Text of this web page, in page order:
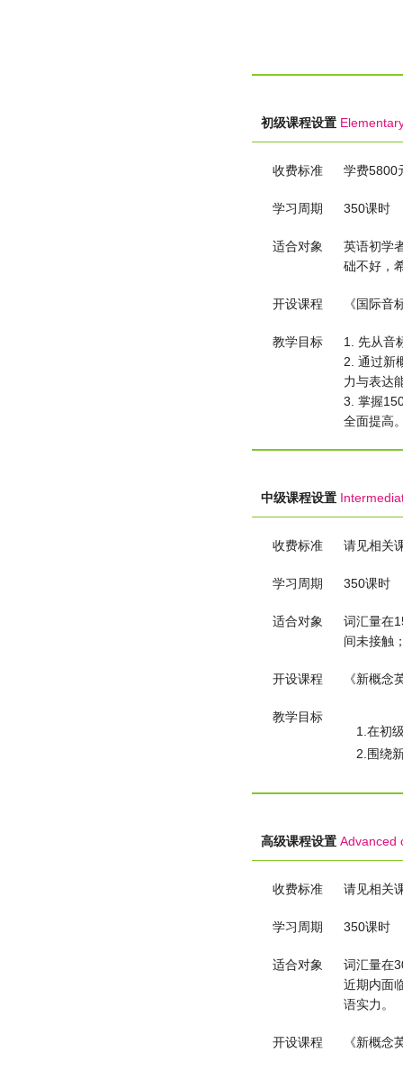
初级课程设置
收费标准 学费5800
学习周期 350课时
适合对象
英语初学
础不好，
开设课程 《国际
教学目标
1. 先从音
2. 通过新
力与表达
3. 掌握
全面提高
中级课程设置
收费标准 请见相关
学习周期 350课时
适合对象
词汇量在
间未接触
开设课程 《新概
教学目标
1.在初
2.围绕
高级课程设置 Advanced
收费标准 请见相关
学习周期 350课时
适合对象
词汇量在
近期内面
语实力。
开设课程 《新概念